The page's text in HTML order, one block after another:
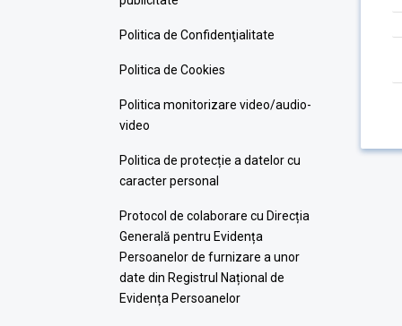
Politica de Confidenţialitate
Politica de Cookies
Politica monitorizare video/audio-
video
Politica de protecție a datelor cu
caracter personal
Protocol de colaborare cu Direcția
Generală pentru Evidența
Persoanelor de furnizare a unor
date din Registrul Național de
Evidența Persoanelor